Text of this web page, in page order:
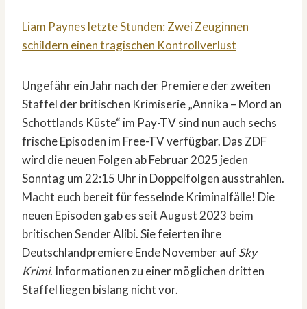
Liam Paynes letzte Stunden: Zwei Zeuginnen
schildern einen tragischen Kontrollverlust
Ungefähr ein Jahr nach der Premiere der zweiten
Staffel der britischen Krimiserie „Annika – Mord an
Schottlands Küste“ im Pay-TV sind nun auch sechs
frische Episoden im Free-TV verfügbar. Das ZDF
wird die neuen Folgen ab Februar 2025 jeden
Sonntag um 22:15 Uhr in Doppelfolgen ausstrahlen.
Macht euch bereit für fesselnde Kriminalfälle! Die
neuen Episoden gab es seit August 2023 beim
britischen Sender Alibi. Sie feierten ihre
Deutschlandpremiere Ende November auf Sky
Krimi. Informationen zu einer möglichen dritten
Staffel liegen bislang nicht vor.